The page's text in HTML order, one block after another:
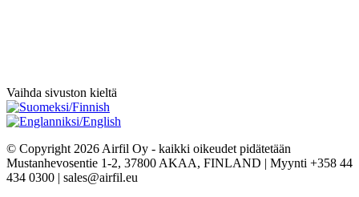
Vaihda sivuston kieltä
© Copyright 2026 Airfil Oy - kaikki oikeudet pidätetään
Mustanhevosentie 1-2, 37800 AKAA, FINLAND | Myynti +358 44
434 0300 | sales@airfil.eu